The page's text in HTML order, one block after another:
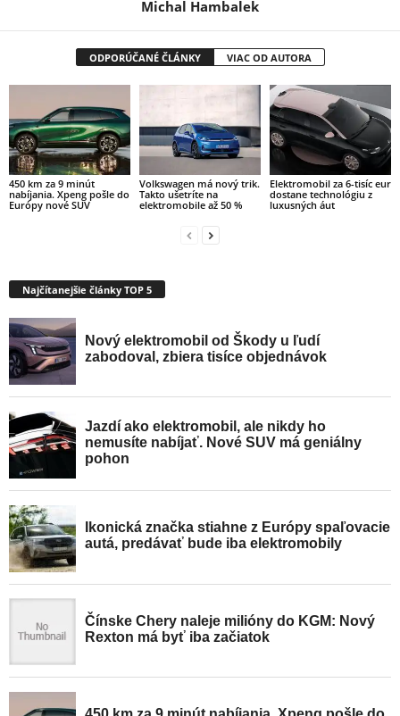
Michal Hambalek
ODPORÚČANÉ ČLÁNKY VIAC OD AUTORA
450 km za 9 minút
nabíjania. Xpeng pošle do
Európy nové SUV
Volkswagen má nový trik.
Takto ušetríte na
elektromobile až 50 %
Elektromobil za 6-tisíc eur
dostane technológiu z
luxusných áut
Najčítanejšie články TOP 5